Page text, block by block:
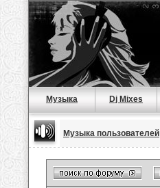
Музыка Dj Mixes
Музыка пользователей